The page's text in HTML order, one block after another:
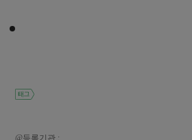
태그
@등록기관 :